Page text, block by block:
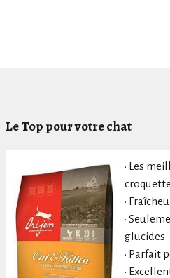
Le Top pour votre chat
• Les
•
•
glucides
• Parfait
•